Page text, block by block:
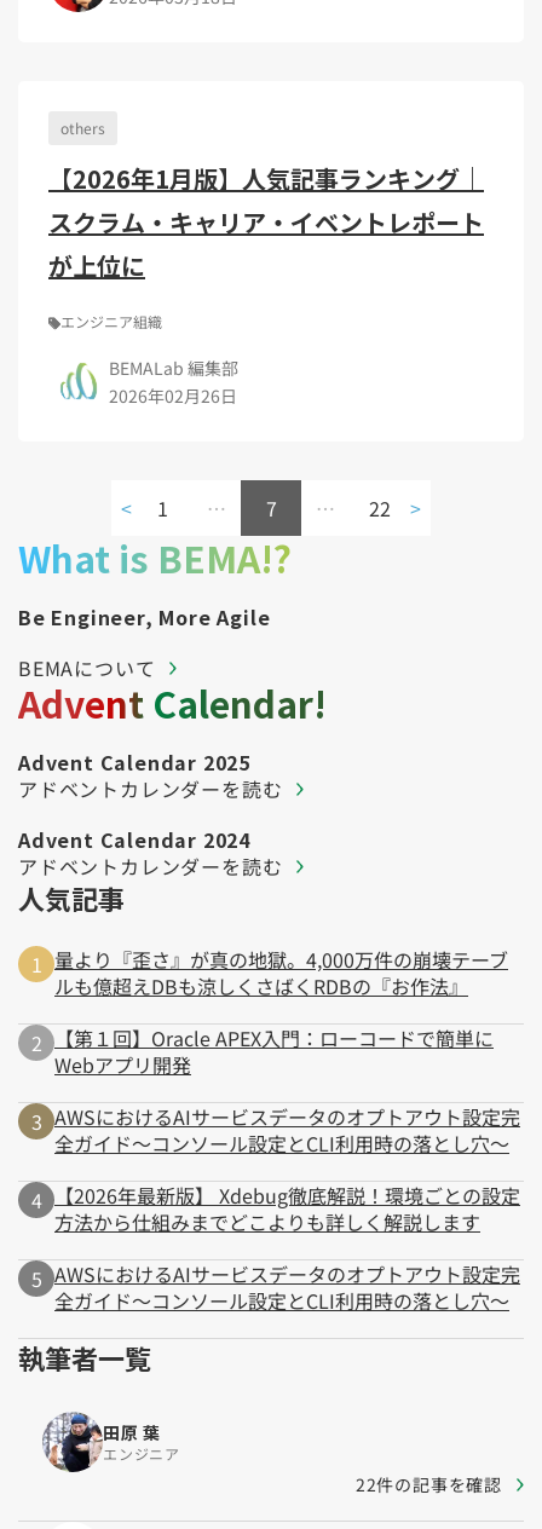
others
【2026年1月版】人気記事ランキング｜
スクラム・キャリア・イベントレポート
が上位に
エンジニア組織
BEMALab 編集部
2026年02月26日
< 1 … 7 … 22 >
What is BEMA!?
Be Engineer, More Agile
BEMAについて
Advent Calendar!
Advent Calendar 2025
アドベントカレンダーを読む
Advent Calendar 2024
アドベントカレンダーを読む
人気記事
量より『歪さ』が真の地獄。4,000万件の崩壊テーブ
ルも億超えDBも涼しくさばくRDBの『お作法』
【第１回】Oracle APEX入門：ローコードで簡単に
Webアプリ開発
AWSにおけるAIサービスデータのオプトアウト設定完
全ガイド～コンソール設定とCLI利用時の落とし穴～
【2026年最新版】 Xdebug徹底解説！環境ごとの設定
方法から仕組みまでどこよりも詳しく解説します
AWSにおけるAIサービスデータのオプトアウト設定完
全ガイド～コンソール設定とCLI利用時の落とし穴～
執筆者一覧
田原 葉
エンジニア
22件の記事を確認